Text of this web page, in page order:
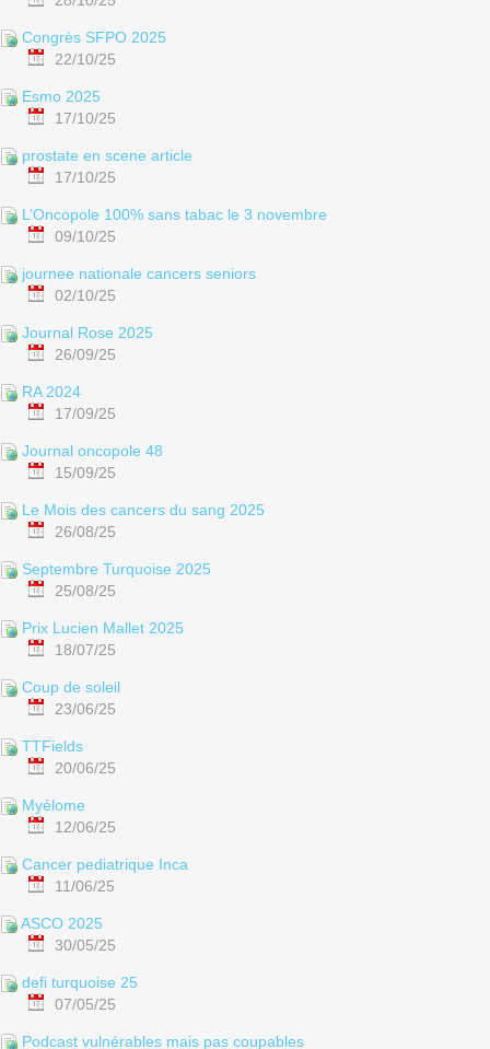
Congrès SFPO 2025
22/10/25
Esmo 2025
17/10/25
prostate en scene article
17/10/25
L’Oncopole 100% sans tabac le 3 novembre
09/10/25
journee nationale cancers seniors
02/10/25
Journal Rose 2025
26/09/25
RA 2024
17/09/25
Journal oncopole 48
15/09/25
Le Mois des cancers du sang 2025
26/08/25
Septembre Turquoise 2025
25/08/25
Prix Lucien Mallet 2025
18/07/25
Coup de soleil
23/06/25
TTFields
20/06/25
Myélome
12/06/25
Cancer pediatrique Inca
11/06/25
ASCO 2025
30/05/25
defi turquoise 25
07/05/25
Podcast vulnérables mais pas coupables